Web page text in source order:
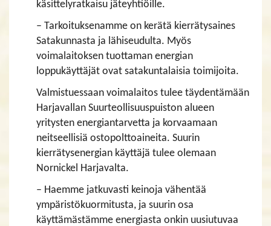
käsittelyratkaisu jäteyhtiöille.
– Tarkoituksenamme on kerätä kierrätysaines
Satakunnasta ja lähiseudulta. Myös
voimalaitoksen tuottaman energian
loppukäyttäjät ovat satakuntalaisia toimijoita.
Valmistuessaan voimalaitos tulee täydentämään
Harjavallan Suurteollisuuspuiston alueen
yritysten energiantarvetta ja korvaamaan
neitseellisiä ostopolttoaineita. Suurin
kierrätysenergian käyttäjä tulee olemaan
Nornickel Harjavalta.
– Haemme jatkuvasti keinoja vähentää
ympäristökuormitusta, ja suurin osa
käyttämästämme energiasta onkin uusiutuvaa